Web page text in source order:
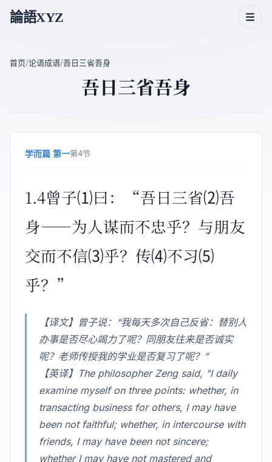
論語XYZ
论语二十篇
首页/论语成语/吾日三省吾身
吾日三省吾身
学而篇 第一第4节
1.4曾子⑴曰：“吾日三省⑵吾
身——为人谋而不忠乎？与朋友
交而不信⑶乎？传⑷不习⑸
乎？”
【译文】曾子说：“我每天多次自己反省：替别人
办事是否尽心竭力了呢？同朋友往来是否诚实
呢？老师传授我的学业是否复习了呢？”
【英译】The philosopher Zeng said, "I daily
examine myself on three points: whether, in
transacting business for others, I may have
been not faithful; whether, in intercourse with
friends, I may have been not sincere;
whether I may have not mastered and